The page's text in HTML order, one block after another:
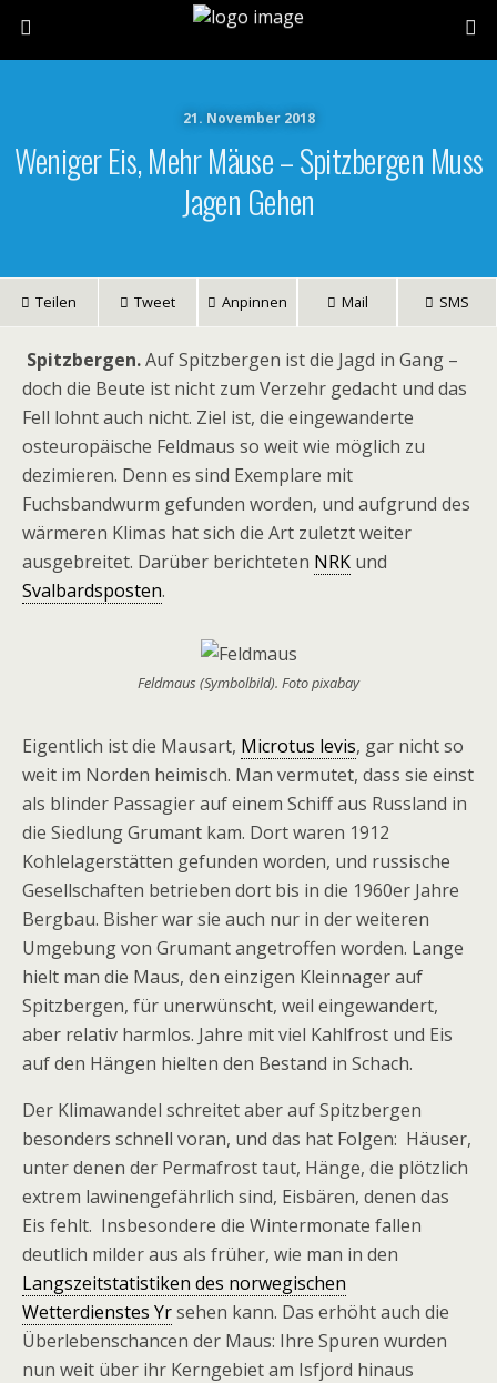
21. November 2018
Weniger Eis, Mehr Mäuse – Spitzbergen Muss
Jagen Gehen
Teilen Tweet Anpinnen Mail SMS
Spitzbergen.Auf Spitzbergen ist die Jagd in Gang –
doch die Beute ist nicht zum Verzehr gedacht und das
Fell lohnt auch nicht. Ziel ist, die eingewanderte
osteuropäische Feldmaus so weit wie möglich zu
dezimieren. Denn es sind Exemplare mit
Fuchsbandwurm gefunden worden, und aufgrund des
wärmeren Klimas hat sich die Art zuletzt weiter
ausgebreitet. Darüber berichteten NRK und
Svalbardsposten.
Feldmaus (Symbolbild). Foto pixabay
Eigentlich ist die Mausart, Microtus levis, gar nicht so
weit im Norden heimisch. Man vermutet, dass sie einst
als blinder Passagier auf einem Schiff aus Russland in
die Siedlung Grumant kam. Dort waren 1912
Kohlelagerstätten gefunden worden, und russische
Gesellschaften betrieben dort bis in die 1960er Jahre
Bergbau. Bisher war sie auch nur in der weiteren
Umgebung von Grumant angetroffen worden. Lange
hielt man die Maus, den einzigen Kleinnager auf
Spitzbergen, für unerwünscht, weil eingewandert,
aber relativ harmlos. Jahre mit viel Kahlfrost und Eis
auf den Hängen hielten den Bestand in Schach.
Der Klimawandel schreitet aber auf Spitzbergen
besonders schnell voran, und das hat Folgen: Häuser,
unter denen der Permafrost taut, Hänge, die plötzlich
extrem lawinengefährlich sind, Eisbären, denen das
Eis fehlt. Insbesondere die Wintermonate fallen
deutlich milder aus als früher, wie man in den
Langszeitstatistiken des norwegischen
Wetterdienstes Yrsehen kann. Das erhöht auch die
Überlebenschancen der Maus: Ihre Spuren wurden
nun weit über ihr Kerngebiet am Isfjord hinaus